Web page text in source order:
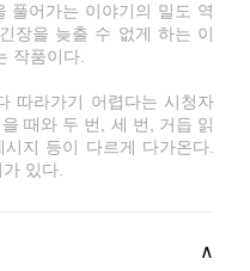
풀어가는 이야기의 밀도 역
장을 늦출 수 없게 하는 이
작품이다.
따라가기 어렵다는 시청자
때와 두 번, 세 번, 거듭 읽
지 등이 다르게 다가온다.
있다.